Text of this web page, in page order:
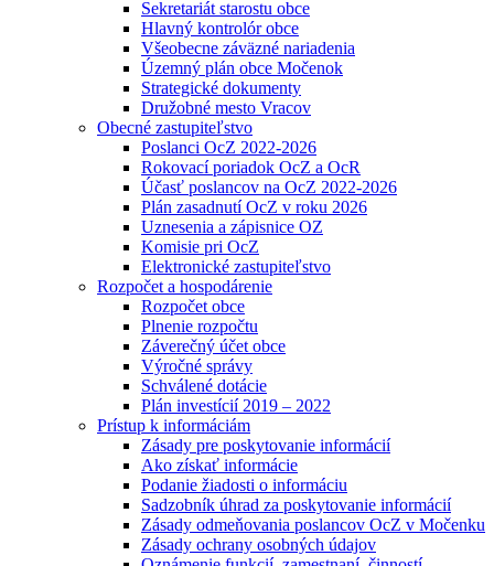
Sekretariát starostu obce
Hlavný kontrolór obce
Všeobecne záväzné nariadenia
Územný plán obce Močenok
Strategické dokumenty
Družobné mesto Vracov
Obecné zastupiteľstvo
Poslanci OcZ 2022-2026
Rokovací poriadok OcZ a OcR
Účasť poslancov na OcZ 2022-2026
Plán zasadnutí OcZ v roku 2026
Uznesenia a zápisnice OZ
Komisie pri OcZ
Elektronické zastupiteľstvo
Rozpočet a hospodárenie
Rozpočet obce
Plnenie rozpočtu
Záverečný účet obce
Výročné správy
Schválené dotácie
Plán investícií 2019 – 2022
Prístup k informáciám
Zásady pre poskytovanie informácií
Ako získať informácie
Podanie žiadosti o informáciu
Sadzobník úhrad za poskytovanie informácií
Zásady odmeňovania poslancov OcZ v Močenku
Zásady ochrany osobných údajov